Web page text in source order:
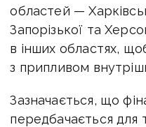
областей —
Запорізької та
в інших областях,
з припливом
Зазначається, що
передбачається для